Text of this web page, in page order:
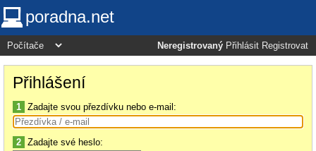
poradna.net
Neregistrovaný Přihlásit Registrovat
Přihlášení
1 Zadajte svou přezdívku nebo e-mail:
2 Zadajte své heslo: